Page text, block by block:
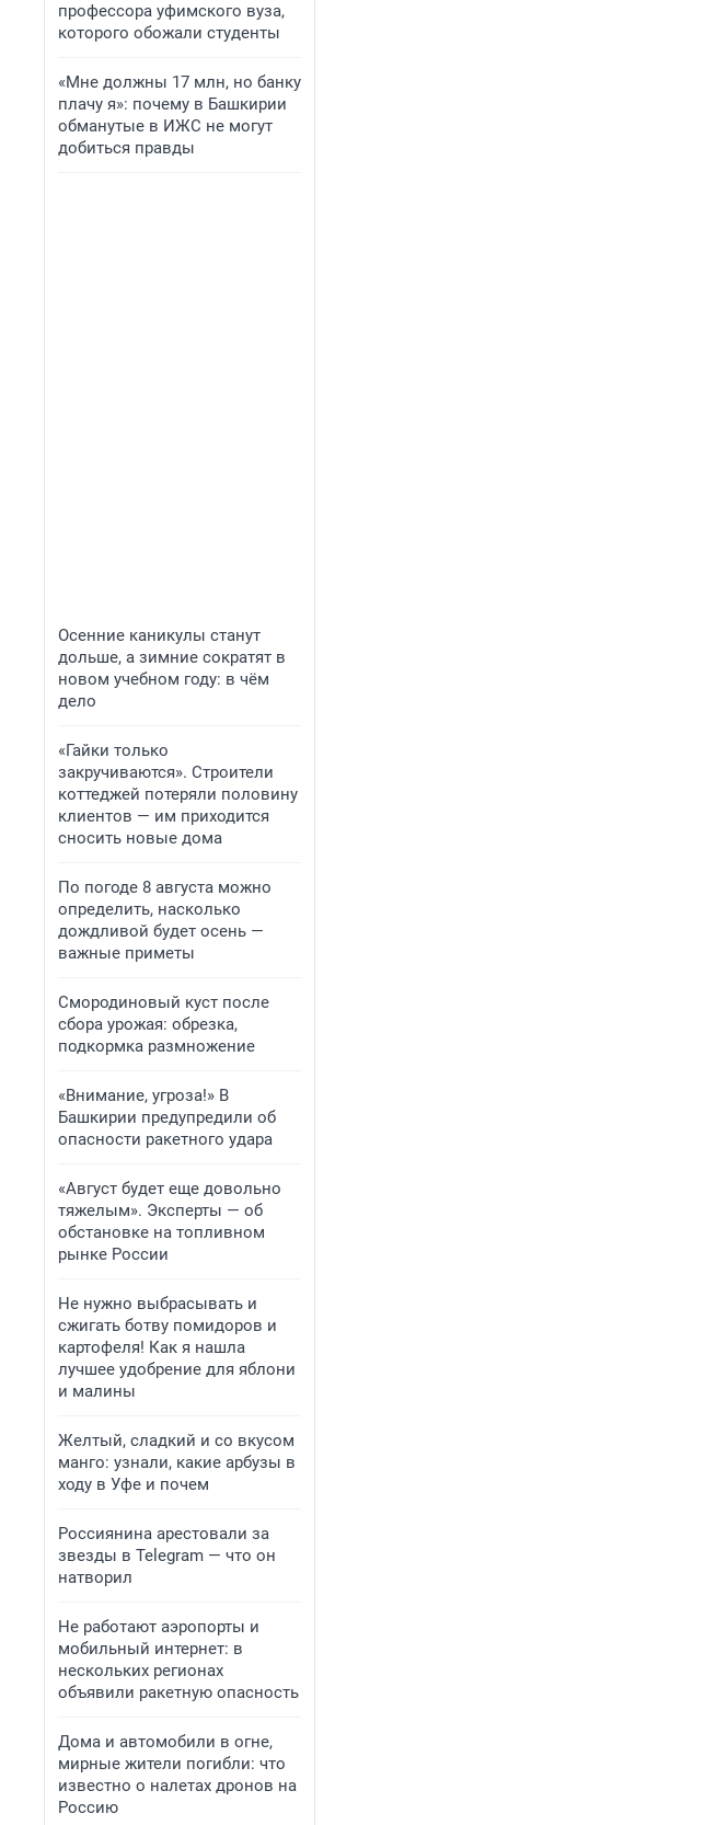
профессора уфимского вуза,
которого обожали студенты
«Мне должны 17 млн, но банку
плачу я»: почему в Башкирии
обманутые в ИЖС не могут
добиться правды
Осенние каникулы станут
дольше, а зимние сократят в
новом учебном году: в чём
дело
«Гайки только
закручиваются». Строители
коттеджей потеряли половину
клиентов — им приходится
сносить новые дома
По погоде 8 августа можно
определить, насколько
дождливой будет осень —
важные приметы
Смородиновый куст после
сбора урожая: обрезка,
подкормка размножение
«Внимание, угроза!» В
Башкирии предупредили об
опасности ракетного удара
«Август будет еще довольно
тяжелым». Эксперты — об
обстановке на топливном
рынке России
Не нужно выбрасывать и
сжигать ботву помидоров и
картофеля! Как я нашла
лучшее удобрение для яблони
и малины
Желтый, сладкий и со вкусом
манго: узнали, какие арбузы в
ходу в Уфе и почем
Россиянина арестовали за
звезды в Telegram — что он
натворил
Не работают аэропорты и
мобильный интернет: в
нескольких регионах
объявили ракетную опасность
Дома и автомобили в огне,
мирные жители погибли: что
известно о налетах дронов на
Россию